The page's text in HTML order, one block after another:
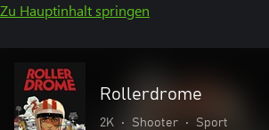
Zu Hauptinhalt springen
Rollerdrome
2K • Shooter • Sport